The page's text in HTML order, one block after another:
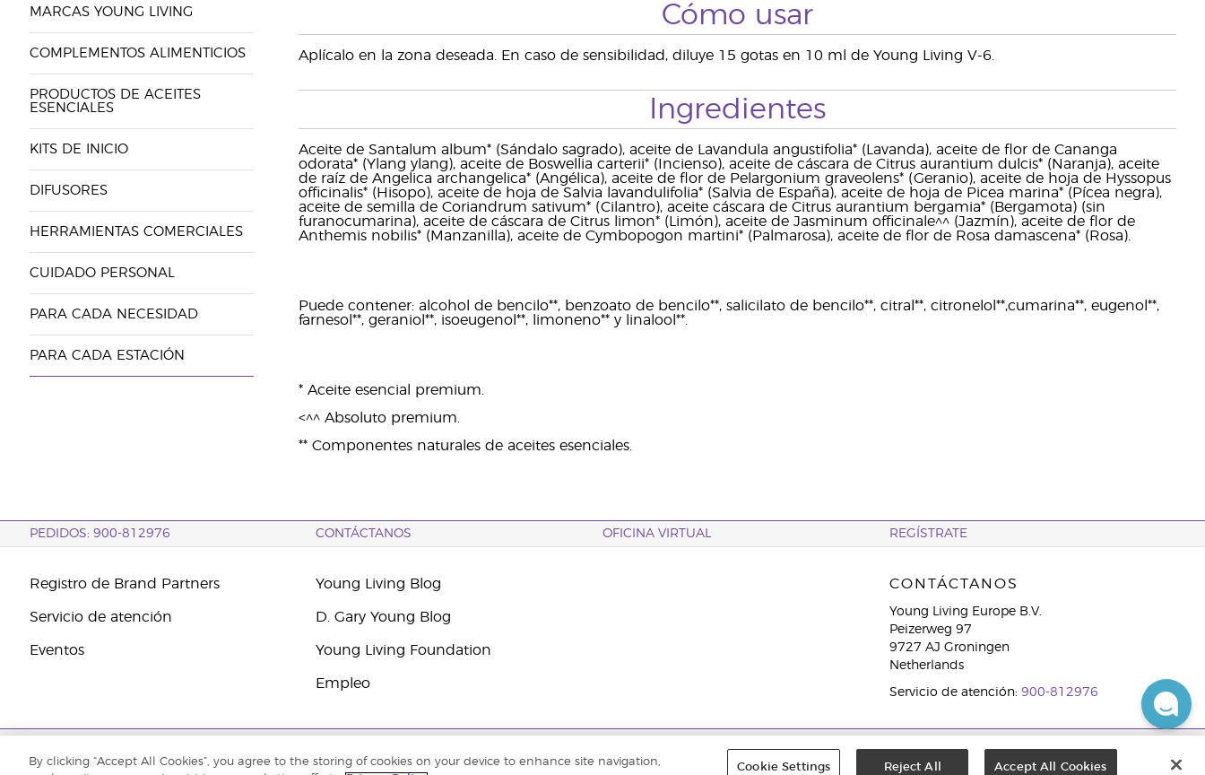
MARCAS YOUNG LIVING
COMPLEMENTOS ALIMENTICIOS
PRODUCTOS DE ACEITES
ESENCIALES
KITS DE INICIO
DIFUSORES
HERRAMIENTAS COMERCIALES
CUIDADO PERSONAL
PARA CADA NECESIDAD
PARA CADA ESTACIÓN
Cómo usar
Aplícalo en la zona deseada. En caso de sensibilidad, diluye 15 gotas en 10 ml de Young Living V-6.
Ingredientes
Aceite de Santalum album* (Sándalo sagrado), aceite de Lavandula angustifolia* (Lavanda), aceite de flor de Cananga
odorata* (Ylang ylang), aceite de Boswellia carterii* (Incienso), aceite de cáscara de Citrus aurantium dulcis* (Naranja), aceite
de raíz de Angelica archangelica* (Angélica), aceite de flor de Pelargonium graveolens* (Geranio), aceite de hoja de Hyssopus
officinalis* (Hisopo), aceite de hoja de Salvia lavandulifolia* (Salvia de España), aceite de hoja de Picea marina* (Pícea negra),
aceite de semilla de Coriandrum sativum* (Cilantro), aceite cáscara de Citrus aurantium bergamia* (Bergamota) (sin
furanocumarina), aceite de cáscara de Citrus limon* (Limón), aceite de Jasminum officinale^^ (Jazmín), aceite de flor de
Anthemis nobilis* (Manzanilla), aceite de Cymbopogon martini* (Palmarosa), aceite de flor de Rosa damascena* (Rosa).
Puede contener: alcohol de bencilo**, benzoato de bencilo**, salicilato de bencilo**, citral**, citronelol**,cumarina**, eugenol**,
farnesol**, geraniol**, isoeugenol**, limoneno** y linalool**.
* Aceite esencial premium.
<^^ Absoluto premium.
** Componentes naturales de aceites esenciales.
PEDIDOS: 900-812976 CONTÁCTANOS OFICINA VIRTUAL REGÍSTRATE
Registro de Brand Partners
Servicio de atención
Eventos
Young Living Blog
D. Gary Young Blog
Young Living Foundation
Empleo
CONTÁCTANOS
Young Living Europe B.V.
Peizerweg 97
9727 AJ Groningen
Netherlands
Servicio de atención: 900-812976
By clicking “Accept All Cookies”, you agree to the storing of cookies on your device to enhance site navigation,
Cookie Settings Reject All Accept All Cookies